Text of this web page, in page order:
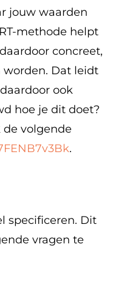
jouw waarden
methode helpt
concreet,
worden. Dat leidt
ook
hoe je dit doet?
de volgende
.
specificeren. Dit
vragen te